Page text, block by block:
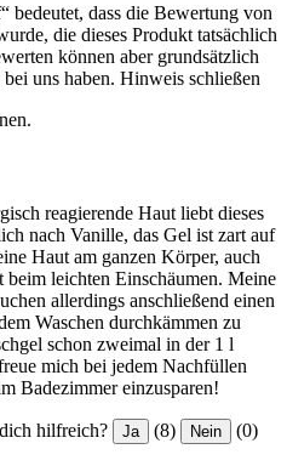
bedeutet, dass die Bewertung von
die dieses Produkt tatsächlich
können aber grundsätzlich
uns haben. Hinweis schließen
reagierende Haut liebt dieses
nach Vanille, das Gel ist zart auf
Haut am ganzen Körper, auch
beim leichten Einschäumen. Meine
allerdings anschließend einen
Waschen durchkämmen zu
schon zweimal in der 1 l
mich bei jedem Nachfüllen
Badezimmer einzusparen!
hilfreich? Ja (8) Nein (0)